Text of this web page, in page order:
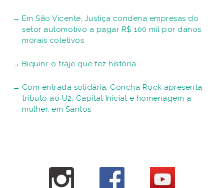
Em São Vicente, Justiça condena empresas do
setor automotivo a pagar R$ 100 mil por danos
morais coletivos
Biquíni: o traje que fez história
Com entrada solidária, Concha Rock apresenta
tributo ao U2, Capital Inicial e homenagem a
mulher, em Santos